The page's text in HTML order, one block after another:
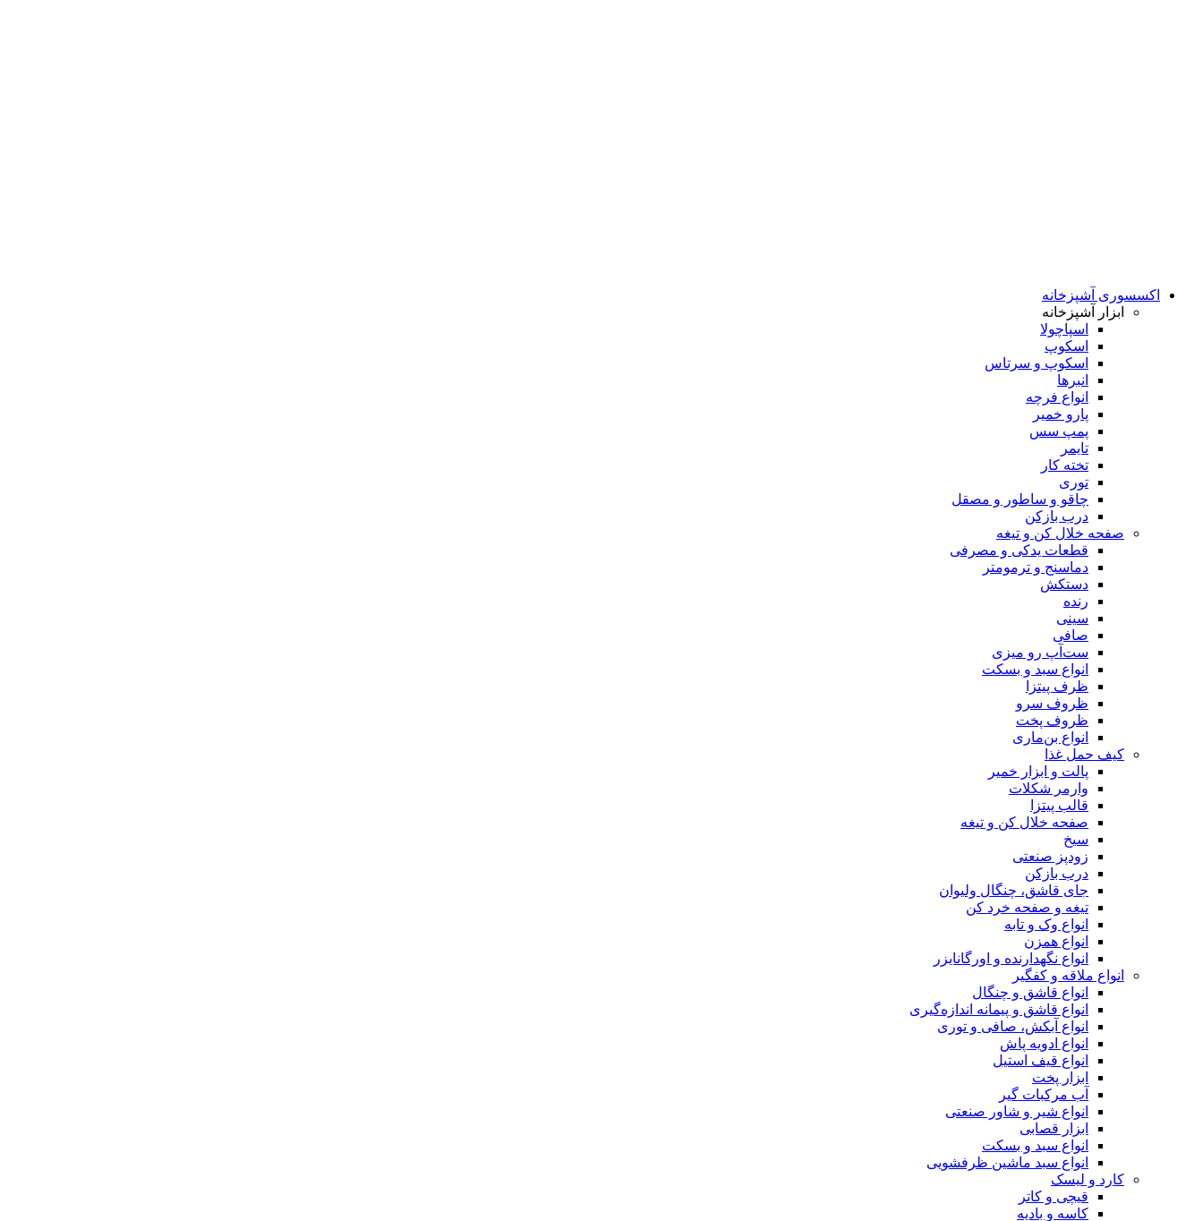
اکسسوری آشپزخانه
ابزار آشپزخانه
اسپاچولا
اسکوپ
اسکوپ و سرتاس
انبرها
انواع فرچه
پارو خمیر
پمپ سس
تایمر
تخته کار
توری
چاقو و ساطور و مصقل
درب بازکن
صفحه خلال کن و تیغه
قطعات یدکی و مصرفی
دماسنج و ترمومتر
دستکش
رنده
سینی
صافی
ست‌آپ رو میزی
انواع سبد و بسکت
ظرف پیتزا
ظروف سرو
ظروف پخت
انواع بن‌ماری
کیف حمل غذا
پالت و ابزار خمیر
وارمر شکلات
قالب پیتزا
صفحه خلال کن و تیغه
سیخ
زودپز صنعتی
درب بازکن
جای قاشق، چنگال ولیوان
تیغه و صفحه خرد کن
انواع وک و تابه
انواع همزن
انواع نگهدارنده و اورگانایزر
انواع ملاقه و کفگیر
انواع قاشق و چنگال
انواع قاشق و پیمانه اندازه‌گیری
انواع آبکش، صافی و توری
انواع ادویه پاش
انواع قیف استیل
ابزار پخت
آب مرکبات گیر
انواع شیر و شاور صنعتی
ابزار قصابی
انواع سبد و بسکت
انواع سبد ماشین ظرفشویی
کارد و لیسک
قیچی و کاتر
کاسه و بادیه